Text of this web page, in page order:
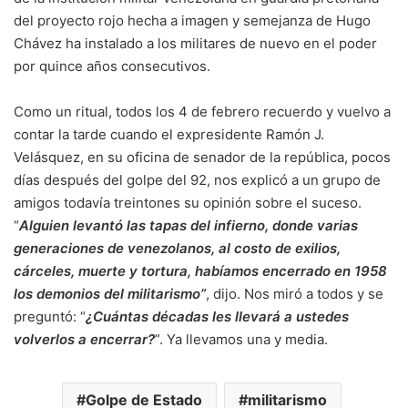
del proyecto rojo hecha a imagen y semejanza de Hugo
Chávez ha instalado a los militares de nuevo en el poder
por quince años consecutivos.
Como un ritual, todos los 4 de febrero recuerdo y vuelvo a
contar la tarde cuando el expresidente Ramón J.
Velásquez, en su oficina de senador de la república, pocos
días después del golpe del 92, nos explicó a un grupo de
amigos todavía treintones su opinión sobre el suceso.
“Alguien levantó las tapas del infierno, donde varias
generaciones de venezolanos, al costo de exilios,
cárceles, muerte y tortura, habíamos encerrado en 1958
los demonios del militarismo”, dijo. Nos miró a todos y se
preguntó: “¿Cuántas décadas les llevará a ustedes
volverlos a encerrar?”. Ya llevamos una y media.
Golpe de Estado militarismo